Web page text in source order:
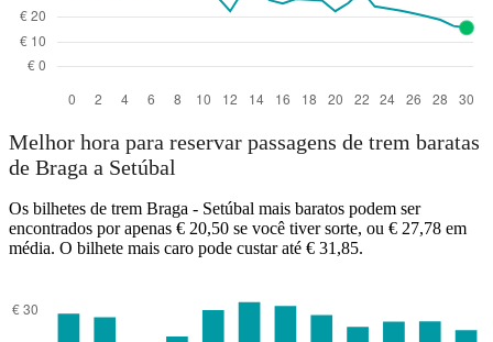
Melhor hora para reservar passagens de trem baratas
de Braga a Setúbal
Os bilhetes de trem Braga - Setúbal mais baratos podem ser
encontrados por apenas € 20,50 se você tiver sorte, ou € 27,78 em
média. O bilhete mais caro pode custar até € 31,85.